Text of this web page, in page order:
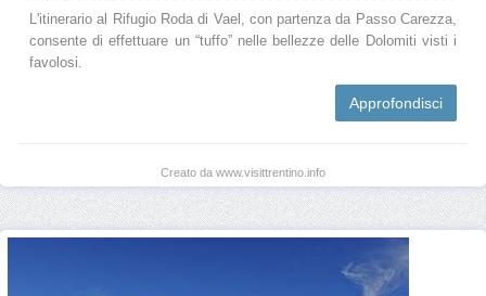
L'itinerario al Rifugio Roda di Vael, con partenza da Passo Carezza,
consente di effettuare un “tuffo” nelle bellezze delle Dolomiti visti i
favolosi.
Approfondisci
Creato da www.visittrentino.info